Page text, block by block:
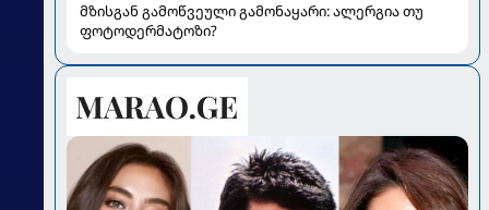
მზისგან გამოწვეული გამონაყარი: ალერგია თუ
ფოტოდერმატოზი?